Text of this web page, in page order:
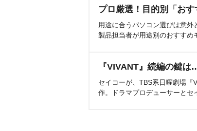
プロ厳選！目的別「お
用途に合うパソコン選びは意
製品担当者が用途別のおすすめ
『VIVANT』続編の鍵
セイコーが、TBS系日曜劇場『
作。ドラマプロデューサーとセ